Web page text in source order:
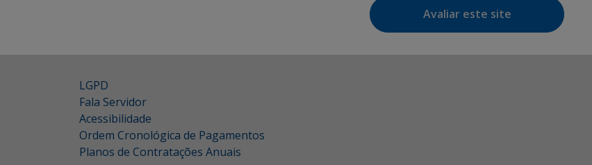
Avaliar este site
LGPD
Fala Servidor
Acessibilidade
Ordem Cronológica de Pagamentos
Planos de Contratações Anuais